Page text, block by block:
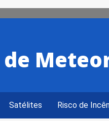
Satélites Risco de